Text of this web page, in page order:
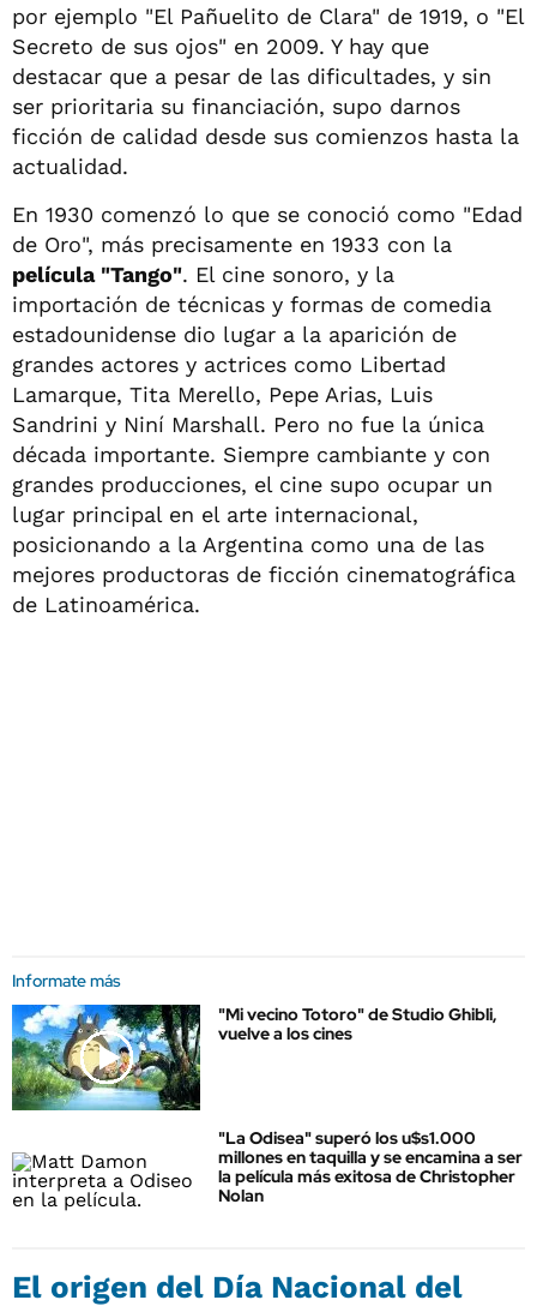
por ejemplo "El Pañuelito de Clara" de 1919, o "El
Secreto de sus ojos" en 2009. Y hay que
destacar que a pesar de las dificultades, y sin
ser prioritaria su financiación, supo darnos
ficción de calidad desde sus comienzos hasta la
actualidad.
En 1930 comenzó lo que se conoció como "Edad
de Oro", más precisamente en 1933 con la
película "Tango". El cine sonoro, y la
importación de técnicas y formas de comedia
estadounidense dio lugar a la aparición de
grandes actores y actrices como Libertad
Lamarque, Tita Merello, Pepe Arias, Luis
Sandrini y Niní Marshall. Pero no fue la única
década importante. Siempre cambiante y con
grandes producciones, el cine supo ocupar un
lugar principal en el arte internacional,
posicionando a la Argentina como una de las
mejores productoras de ficción cinematográfica
de Latinoamérica.
Informate más
"Mi vecino Totoro" de Studio Ghibli,
vuelve a los cines
"La Odisea" superó los u$s1.000
millones en taquilla y se encamina a ser
la película más exitosa de Christopher
Nolan
El origen del Día Nacional del